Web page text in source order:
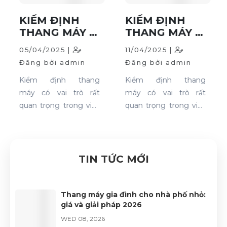
KIỂM ĐỊNH
THANG MÁY -
QUY TRÌNH,
THỜI HẠN
KIỂM ĐỊNH
(PHẦN 1)
05/04/2025 |
Đăng bởi admin
Kiểm định thang
máy có vai trò rất
quan trọng trong việc
tòa nhà. Cũng giống
nào thì thang máy cần
được bảo trì liên tục và
kiểm định thường
KIỂM ĐỊNH
THANG MÁY -
QUY TRÌNH,
THỜI HẠN
KIỂM ĐỊNH
(PHẦN 2)
11/04/2025 |
Đăng bởi admin
Kiểm định thang
máy có vai trò rất
quan trọng trong việc
tòa nhà. Cũng giống
nào thì thang máy cần
được bảo trì liên tục và
TIN TỨC MỚI
Thang máy gia đình cho nhà phố nhỏ:
giá và giải pháp 2026
WED 08, 2026